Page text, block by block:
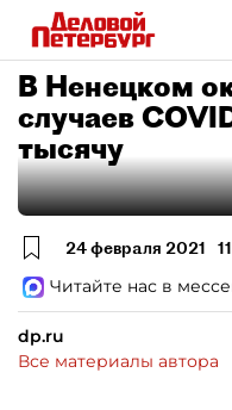
В Ненецком
случаев
тысячу
24 февраля 2021
Читайте нас в
dp.ru
Все материалы автора